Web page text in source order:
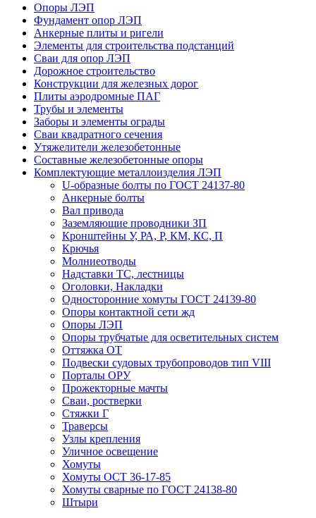
Опоры ЛЭП
Фундамент опор ЛЭП
Анкерные плиты и ригели
Элементы для строительства подстанций
Сваи для опор ЛЭП
Дорожное строительство
Конструкции для железных дорог
Плиты аэродромные ПАГ
Трубы и элементы
Заборы и элементы ограды
Сваи квадратного сечения
Утяжелители железобетонные
Составные железобетонные опоры
Комплектующие металлоизделия ЛЭП
U-образные болты по ГОСТ 24137-80
Анкерные болты
Вал привода
Заземляющие проводники ЗП
Кронштейны У, РА, Р, КМ, КС, П
Крючья
Молниеотводы
Надставки ТС, лестницы
Оголовки, Накладки
Односторонние хомуты ГОСТ 24139-80
Опоры контактной сети жд
Опоры ЛЭП
Опоры трубчатые для осветительных систем
Оттяжка ОТ
Подвески судовых трубопроводов тип VIII
Порталы ОРУ
Прожекторные мачты
Сваи, ростверки
Стяжки Г
Траверсы
Узлы крепления
Уличное освещение
Хомуты
Хомуты ОСТ 36-17-85
Хомуты сварные по ГОСТ 24138-80
Штыри